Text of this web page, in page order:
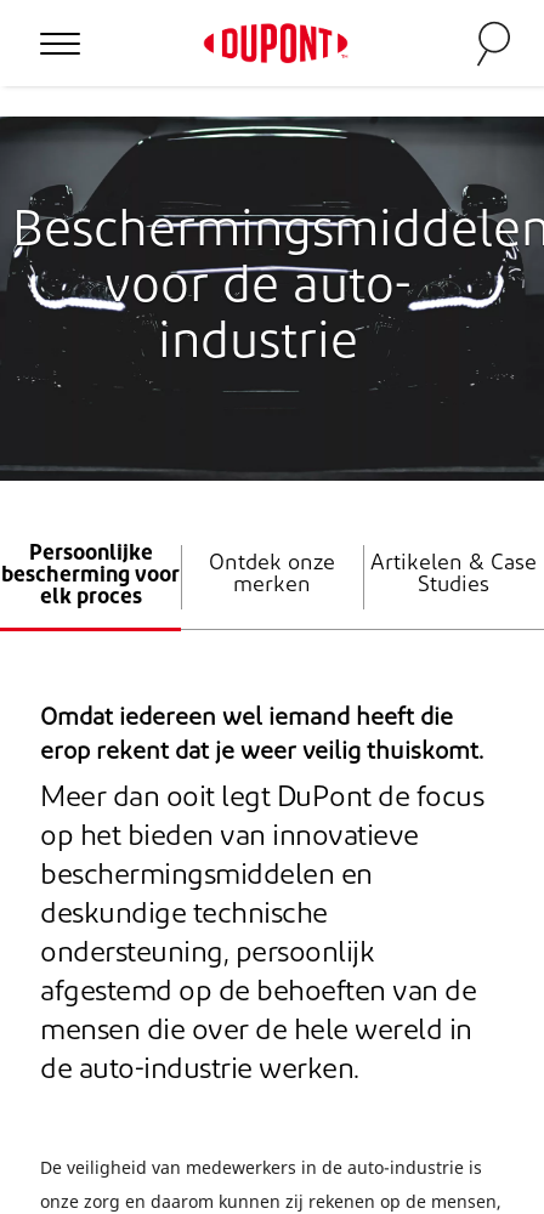
voor de auto-
industrie
Persoonlijke
bescherming voor
elk proces
Ontdek onze
merken
Artikelen & Case
Studies
Omdat iedereen wel iemand heeft die
erop rekent dat je weer veilig thuiskomt.
Meer dan ooit legt DuPont de focus
op het bieden van innovatieve
beschermingsmiddelen en
deskundige technische
ondersteuning, persoonlijk
afgestemd op de behoeften van de
mensen die over de hele wereld in
de auto-industrie werken.
De veiligheid van medewerkers in de auto-industrie is
onze zorg en daarom kunnen zij rekenen op de mensen,